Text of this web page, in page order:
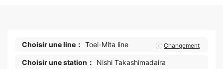
Choisir une line： Toei-Mita line Changement
Choisir une station： Nishi Takashimadaira